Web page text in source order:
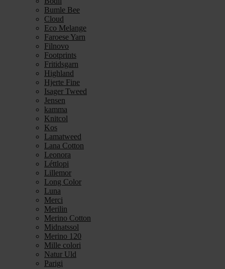
Bumle Bee
Cloud
Eco Melange
Faroese Yarn
Filnovo
Footprints
Fritidsgarn
Highland
Hjerte Fine
Isager Tweed
Jensen
kamma
Knitcol
Kos
Lamatweed
Lana Cotton
Leonora
Léttlopi
Lillemor
Long Color
Luna
Merci
Merilin
Merino Cotton
Midnatssol
Merino 120
Mille colori
Natur Uld
Parigi